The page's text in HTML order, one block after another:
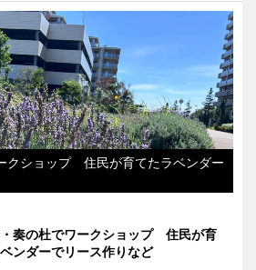
クショップ 住民が育てたラベンダー
奏の杜でワークショップ 住民が育
ンダーでリース作りなど